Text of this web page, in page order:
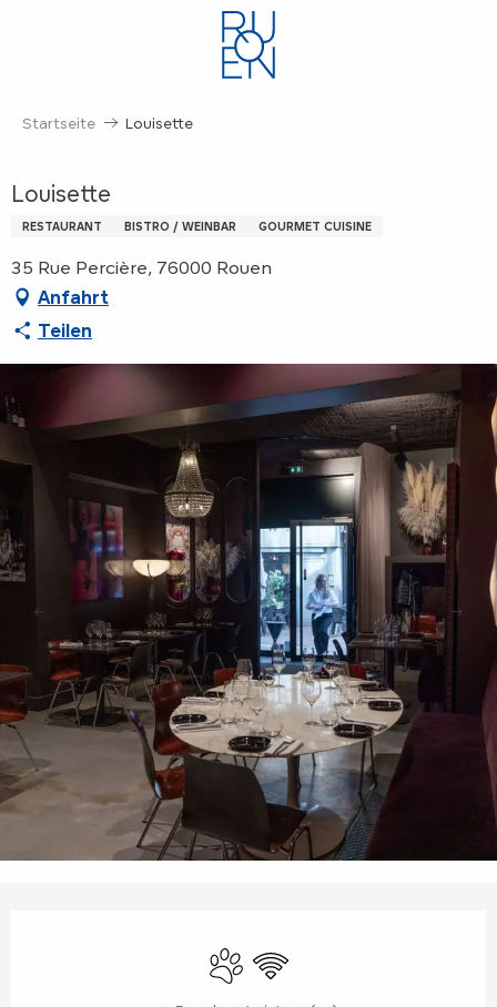
Startseite Louisette
Louisette
RESTAURANT BISTRO / WEINBAR GOURMET CUISINE
35 Rue Percière, 76000 Rouen
Anfahrt
Teilen
Tiere erlaubt
Wi-Fi